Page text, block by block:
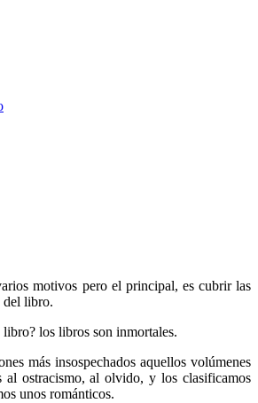
motivos pero el principal, es cubrir las
del libro.
libro? los libros son inmortales.
más insospechados aquellos volúmenes
al ostracismo, al olvido, y los clasificamos
unos románticos.